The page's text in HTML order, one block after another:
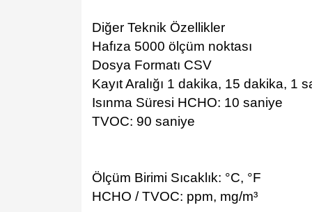
Diğer Teknik Özellikler
Hafıza 5000 ölçüm noktası
Dosya Formatı CSV
Kayıt Aralığı 1 dakika, 15 dakika, 1
Isınma Süresi HCHO: 10 saniye
TVOC: 90 saniye
Ölçüm Birimi Sıcaklık: °C, °F
HCHO / TVOC: ppm, mg/m³